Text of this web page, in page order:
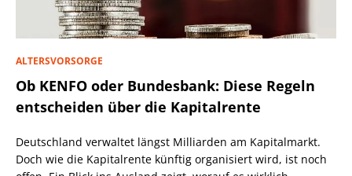
ALTERSVORSORGE
Ob KENFO oder Bundesbank: Diese Regeln
entscheiden über die Kapitalrente
Deutschland verwaltet längst Milliarden am Kapitalmarkt.
Doch wie die Kapitalrente künftig organisiert wird, ist noch